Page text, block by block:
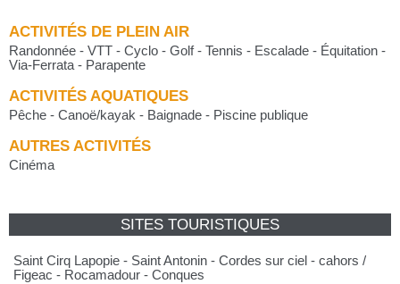
ACTIVITÉS DE PLEIN AIR
Randonnée - VTT - Cyclo - Golf - Tennis - Escalade - Équitation -
Via-Ferrata - Parapente
ACTIVITÉS AQUATIQUES
Pêche - Canoë/kayak - Baignade - Piscine publique
AUTRES ACTIVITÉS
Cinéma
SITES TOURISTIQUES
Saint Cirq Lapopie - Saint Antonin - Cordes sur ciel - cahors /
Figeac - Rocamadour - Conques